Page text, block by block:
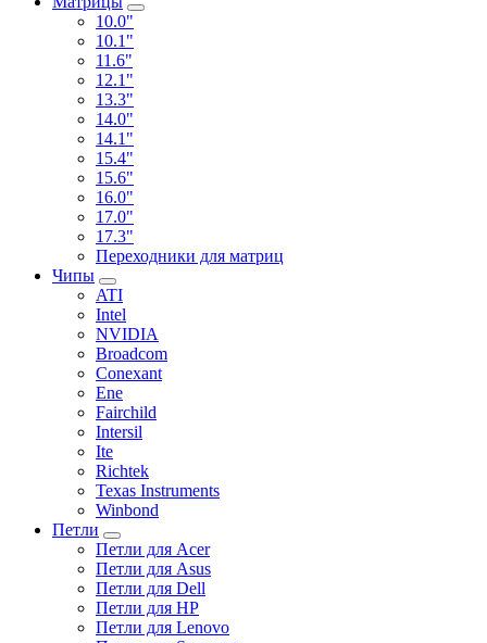
10.0"
10.1"
11.6"
12.1"
13.3"
14.0"
14.1"
15.4"
15.6"
16.0"
17.0"
17.3"
Переходники для матриц
Чипы
ATI
Intel
NVIDIA
Broadcom
Conexant
Ene
Fairchild
Intersil
Ite
Richtek
Texas Instruments
Winbond
Петли
Петли для Acer
Петли для Asus
Петли для Dell
Петли для HP
Петли для Lenovo